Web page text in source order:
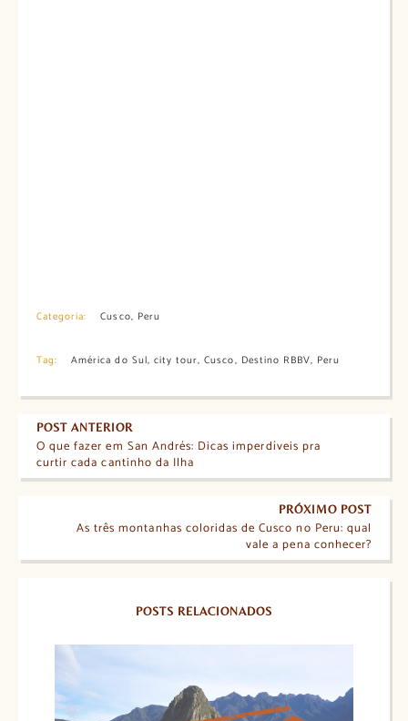
Categoria: Cusco, Peru
Tag: América do Sul, city tour,Cusco, Destino RBBV, Peru
POST ANTERIOR
O que fazer em San Andrés: Dicas imperdíveis pra
curtir cada cantinho da Ilha
PRÓXIMO POST
As três montanhas coloridas de Cusco no Peru: qual
vale a pena conhecer?
POSTS RELACIONADOS